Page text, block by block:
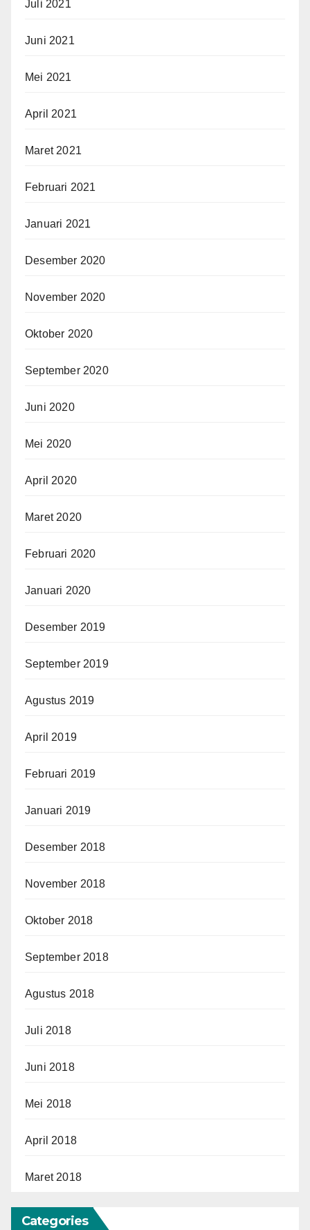
Juli 2021
Juni 2021
Mei 2021
April 2021
Maret 2021
Februari 2021
Januari 2021
Desember 2020
November 2020
Oktober 2020
September 2020
Juni 2020
Mei 2020
April 2020
Maret 2020
Februari 2020
Januari 2020
Desember 2019
September 2019
Agustus 2019
April 2019
Februari 2019
Januari 2019
Desember 2018
November 2018
Oktober 2018
September 2018
Agustus 2018
Juli 2018
Juni 2018
Mei 2018
April 2018
Maret 2018
Categories